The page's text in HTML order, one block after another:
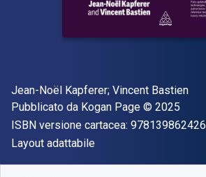
Autore(i)
Jean-Noël Kapferer; Vincent Bastien
Editore
Pubblicato da Kogan Page Copyright
© 2025
ISBN versione cartacea:
Formato
Layout adattabile